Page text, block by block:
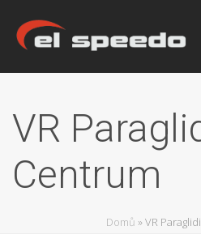
VR
Centrum
Domů »VR